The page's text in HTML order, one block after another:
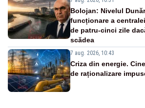
Bolojan: Nivelul
funcționare a
de patru-cinci zile
scădea
7 aug. 2026, 10:43
Criza din energie.
de raționalizare